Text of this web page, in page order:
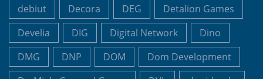
debiut
Decora DEG
Detalion Games
Develia
DIG Digital Network
Dino
DMG
DNP DOM
Dom Development